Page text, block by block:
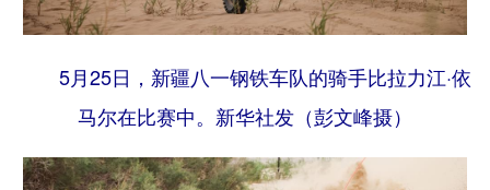
5月25日，新疆八一钢铁车队的骑手比拉力江·依
马尔在比赛中。 新华社发（彭文峰摄）